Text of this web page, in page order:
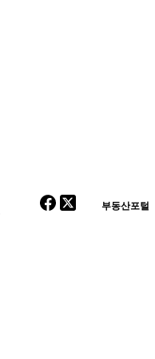
부동산포털